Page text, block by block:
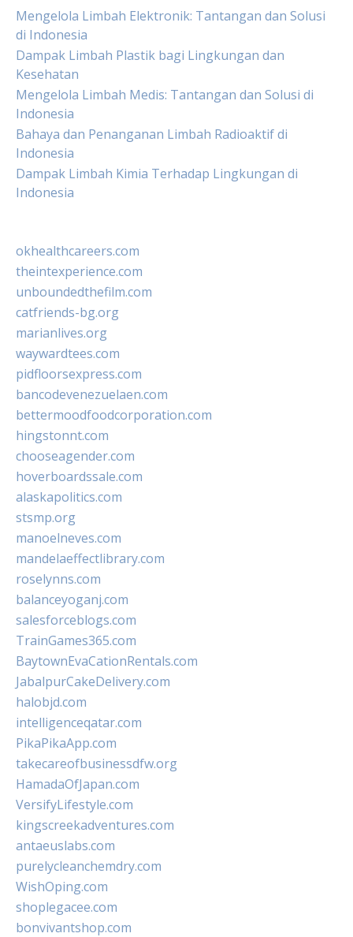
Mengelola Limbah Elektronik: Tantangan dan Solusi
di Indonesia
Dampak Limbah Plastik bagi Lingkungan dan
Kesehatan
Mengelola Limbah Medis: Tantangan dan Solusi di
Indonesia
Bahaya dan Penanganan Limbah Radioaktif di
Indonesia
Dampak Limbah Kimia Terhadap Lingkungan di
Indonesia
okhealthcareers.com
theintexperience.com
unboundedthefilm.com
catfriends-bg.org
marianlives.org
waywardtees.com
pidfloorsexpress.com
bancodevenezuelaen.com
bettermoodfoodcorporation.com
hingstonnt.com
chooseagender.com
hoverboardssale.com
alaskapolitics.com
stsmp.org
manoelneves.com
mandelaeffectlibrary.com
roselynns.com
balanceyoganj.com
salesforceblogs.com
TrainGames365.com
BaytownEvaCationRentals.com
JabalpurCakeDelivery.com
halobjd.com
intelligenceqatar.com
PikaPikaApp.com
takecareofbusinessdfw.org
HamadaOfJapan.com
VersifyLifestyle.com
kingscreekadventures.com
antaeuslabs.com
purelycleanchemdry.com
WishOping.com
shoplegacee.com
bonvivantshop.com